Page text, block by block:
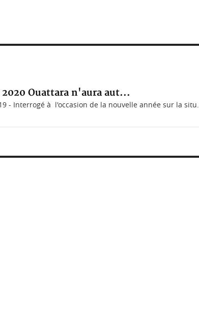
Ouattara n'aura aut...
- Interrogé à l'occasion de la nouvelle année sur la situ...